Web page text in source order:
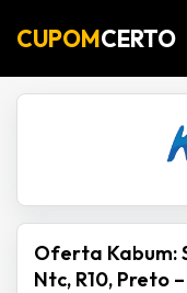
CUPOMCERTO
Oferta Kabum:
Ntc, R10, Preto